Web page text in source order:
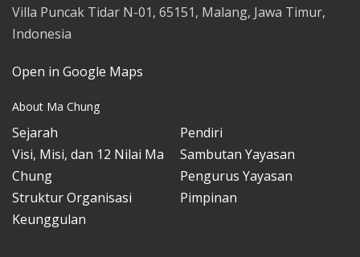
Villa Puncak Tidar N-01, 65151, Malang, Jawa Timur,
Indonesia
Open in Google Maps
About Ma Chung
Sejarah
Pendiri
Visi, Misi, dan 12 Nilai Ma
Chung
Sambutan Yayasan
Pengurus Yayasan
Struktur Organisasi
Pimpinan
Keunggulan